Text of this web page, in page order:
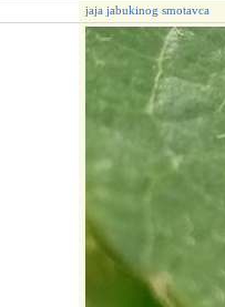
jaja jabukinog smotavca